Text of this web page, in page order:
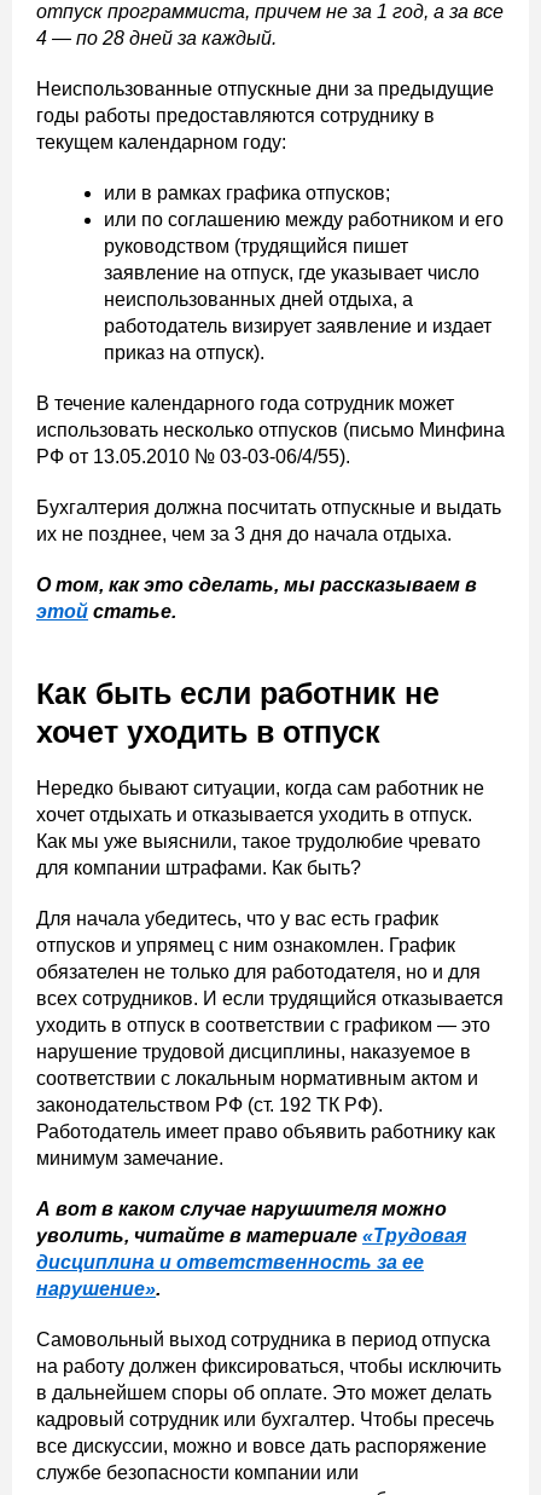
отпуск программиста, причем не за 1 год, а за все
4 — по 28 дней за каждый.
Неиспользованные отпускные дни за предыдущие
годы работы предоставляются сотруднику в
текущем календарном году:
или в рамках графика отпусков;
или по соглашению между работником и его
руководством (трудящийся пишет
заявление на отпуск, где указывает число
неиспользованных дней отдыха, а
работодатель визирует заявление и издает
приказ на отпуск).
В течение календарного года сотрудник может
использовать несколько отпусков (письмо Минфина
РФ от 13.05.2010 № 03-03-06/4/55).
Бухгалтерия должна посчитать отпускные и выдать
их не позднее, чем за 3 дня до начала отдыха.
О том, как это сделать, мы рассказываем в
этой статье.
Как быть если работник не
хочет уходить в отпуск
Нередко бывают ситуации, когда сам работник не
хочет отдыхать и отказывается уходить в отпуск.
Как мы уже выяснили, такое трудолюбие чревато
для компании штрафами. Как быть?
Для начала убедитесь, что у вас есть график
отпусков и упрямец с ним ознакомлен. График
обязателен не только для работодателя, но и для
всех сотрудников. И если трудящийся отказывается
уходить в отпуск в соответствии с графиком — это
нарушение трудовой дисциплины, наказуемое в
соответствии с локальным нормативным актом и
законодательством РФ (ст. 192 ТК РФ).
Работодатель имеет право объявить работнику как
минимум замечание.
А вот в каком случае нарушителя можно
уволить, читайте в материале «Трудовая
дисциплина и ответственность за ее
нарушение».
Самовольный выход сотрудника в период отпуска
на работу должен фиксироваться, чтобы исключить
в дальнейшем споры об оплате. Это может делать
кадровый сотрудник или бухгалтер. Чтобы пресечь
все дискуссии, можно и вовсе дать распоряжение
службе безопасности компании или